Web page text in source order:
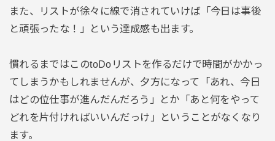
また、リストが徐々に線で消されていけば「今日は事後
と頑張ったな！」という達成感も出ます。
慣れるまではこのtoDoリストを作るだけで時間がかかっ
てしまうかもしれませんが、夕方になって「あれ、今日
はどの位仕事が進んだんだろう」とか「あと何をやって
どれを片付ければいいんだっけ」ということがなくなり
ます。